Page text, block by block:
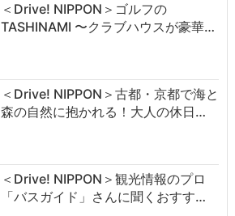
＜Drive! NIPPON＞ゴルフの
TASHINAMI 〜クラブハウスが豪華…
＜Drive! NIPPON＞古都・京都で海と
森の自然に抱かれる！大人の休日…
＜Drive! NIPPON＞観光情報のプロ
「バスガイド」さんに聞くおすす…